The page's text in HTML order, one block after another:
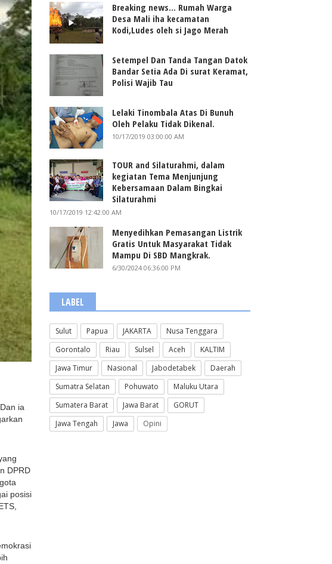
ia
DPRD
posisi
Breaking news... Rumah Warga
Desa Mali iha kecamatan
Kodi,Ludes oleh si Jago Merah
Setempel Dan Tanda Tangan Datok
Bandar Setia Ada Di surat Keramat,
Polisi Wajib Tau
Lelaki Tinombala Atas Di Bunuh
Oleh Pelaku Tidak Dikenal.
10/17/2019 03:00:00 AM
TOUR and Silaturahmi, dalam
kegiatan Tema Menjunjung
Kebersamaan Dalam Bingkai
Silaturahmi
10/17/2019 12:42:00 AM
Menyedihkan Pemasangan Listrik
Gratis Untuk Masyarakat Tidak
Mampu Di SBD Mangkrak.
6/30/2024 06:36:00 PM
LABEL
Sulut Papua JAKARTA
Nusa Tenggara
Gorontalo
Riau Sulsel Aceh
KALTIM
Jawa Timur
Nasional Jabodetabek
Daerah
Sumatra Selatan
Pohuwato
Maluku Utara
Sumatera Barat
Jawa Barat
GORUT
Jawa Tengah
Jawa Opini